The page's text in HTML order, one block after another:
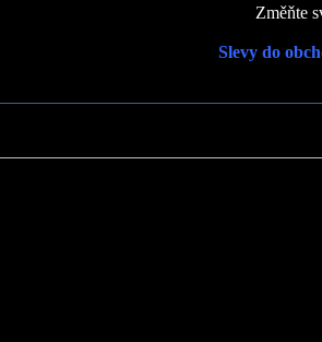
Změňte
Slevy do